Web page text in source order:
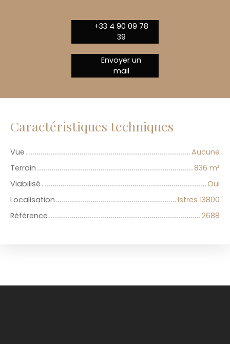
+33 4 90 09 78
39
Envoyer un
mail
Caractéristiques techniques
Vue
Aucune
Terrain
836 m²
Viabilisé
Oui
Localisation
Istres 13800
Référence
2688